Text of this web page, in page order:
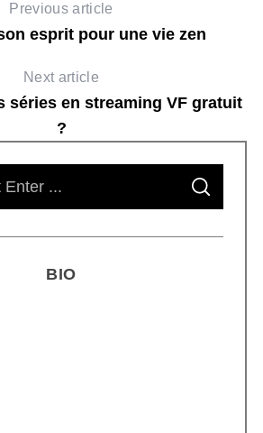
Previous article
esprit pour une vie zen
Next article
séries en streaming VF gratuit
?
S
A
C
BIO